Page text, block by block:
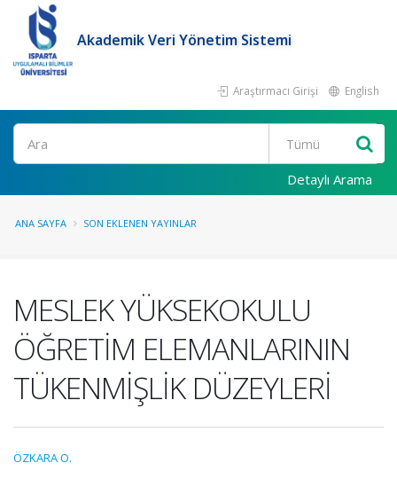
Akademik Veri Yönetim Sistemi
Araştırmacı Girişi English
Ara
Detaylı Arama
ANA SAYFA SON EKLENEN YAYINLAR
MESLEK YÜKSEKOKULU
ÖĞRETİM ELEMANLARININ
TÜKENMİŞLİK DÜZEYLERİ
ÖZKARA O.